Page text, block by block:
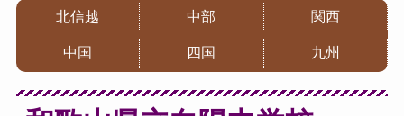
北信越 中部 関西
中国 四国 九州